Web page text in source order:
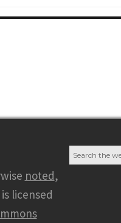
noted,
licensed
Search
for: